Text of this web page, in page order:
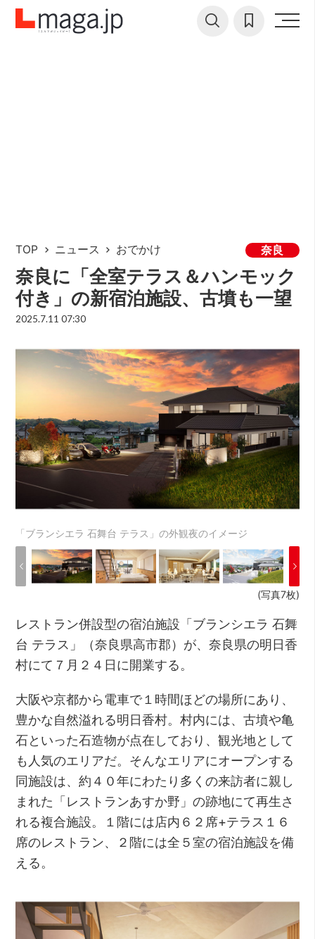
TOP ニュース おでかけ 奈良
奈良に「全室テラス＆ハンモック
付き」の新宿泊施設、古墳も一望
2025.7.11 07:30
「ブランシエラ 石舞台 テラス」の外観夜のイメージ
(写真7枚)
レストラン併設型の宿泊施設「ブランシエラ 石舞
台 テラス」（奈良県高市郡）が、奈良県の明日香
村にて７月２４日に開業する。
大阪や京都から電車で１時間ほどの場所にあり、
豊かな自然溢れる明日香村。村内には、古墳や亀
石といった石造物が点在しており、観光地として
も人気のエリアだ。そんなエリアにオープンする
同施設は、約４０年にわたり多くの来訪者に親し
まれた「レストランあすか野」の跡地にて再生さ
れる複合施設。１階には店内６２席+テラス１６
席のレストラン、２階には全５室の宿泊施設を備
える。